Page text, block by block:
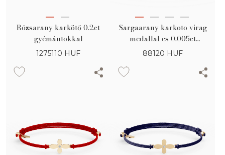
Rózsarany karkötő 0.2ct
gyémántokkal
1275110 HUF
Sargaarany karkoto virag
medallal es 0.005ct
gyemanttal
88120 HUF